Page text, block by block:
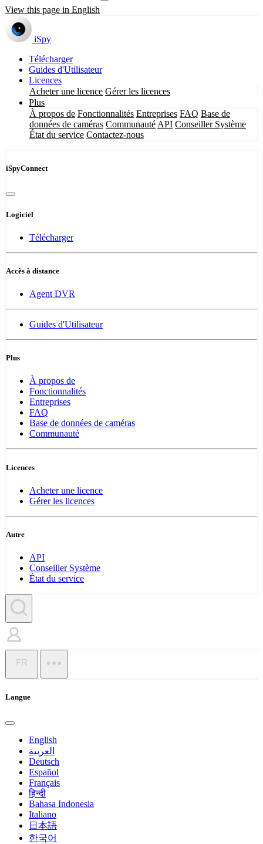
View this page in English
iSpy
Télécharger
Guides d'Utilisateur
Licences
Acheter une licence Gérer les licences
Plus
À propos de Fonctionnalités Entreprises FAQ Base de
données de caméras Communauté API Conseiller Système
État du service Contactez-nous
iSpyConnect
Logiciel
Télécharger
Accès à distance
Agent DVR
Guides d'Utilisateur
Plus
À propos de
Fonctionnalités
Entreprises
FAQ
Base de données de caméras
Communauté
Licences
Acheter une licence
Gérer les licences
Autre
API
Conseiller Système
État du service
FR
Langue
English
العربية
Deutsch
Español
Français
हिन्दी
Bahasa Indonesia
Italiano
日本語
한국어